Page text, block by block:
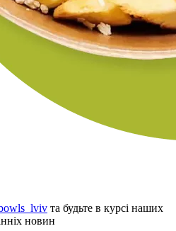
та будьте в курсі наших
новин